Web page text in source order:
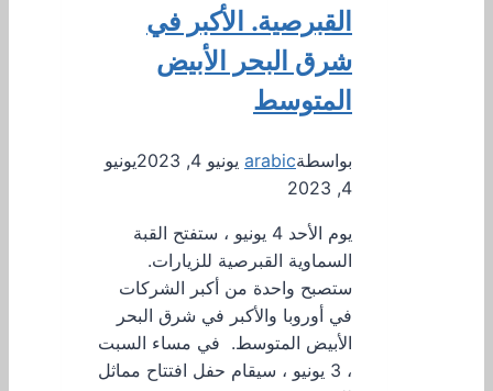
القبرصية. الأكبر في
شرق البحر الأبيض
المتوسط
بواسطةarabic يونيو 4, 2023
يونيو
4, 2023
يوم الأحد 4 يونيو ، ستفتح القبة
السماوية القبرصية للزيارات.
ستصبح واحدة من أكبر الشركات
في أوروبا والأكبر في شرق البحر
الأبيض المتوسط. في مساء السبت
، 3 يونيو ، سيقام حفل افتتاح مماثل